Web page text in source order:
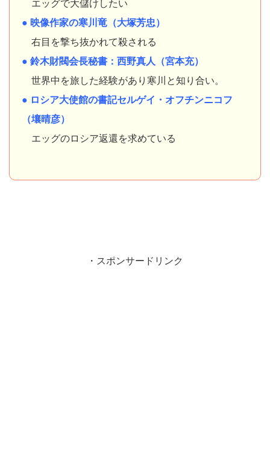
エッグで大儲けしたい
● 映像作家の寒川竜（大塚芳忠）
右目を撃ち抜かれて殺される
● 鈴木財閥会長秘書：西野真人（宮本充）
世界中を旅した経験があり寒川と知り合い。
● ロシア大使館の書記セルゲイ・オフチンニコフ
（壤晴彦）
エッグのロシア返還を求めている
・スポンサードリンク